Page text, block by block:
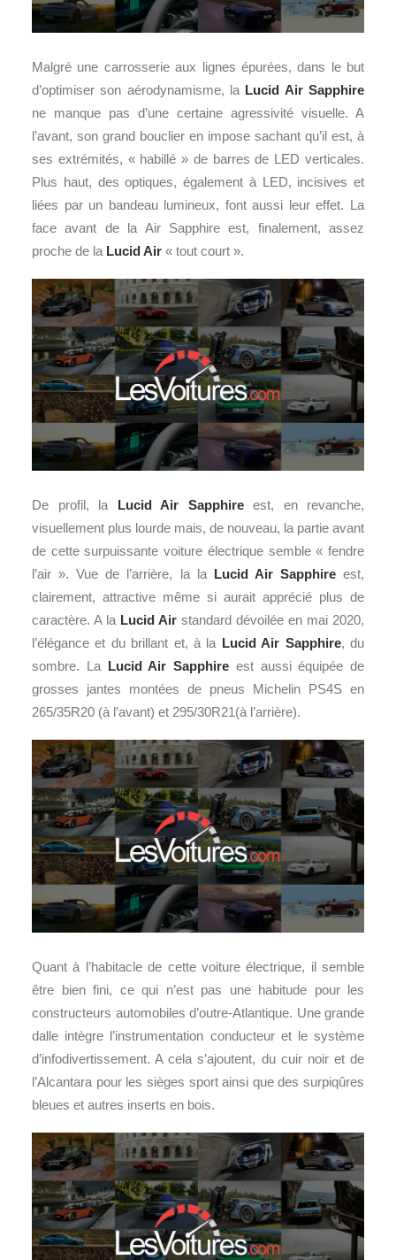
Malgré une carrosserie aux lignes épurées, dans le but
d’optimiser son aérodynamisme, la Lucid Air Sapphire
ne manque pas d’une certaine agressivité visuelle. A
l’avant, son grand bouclier en impose sachant qu’il est, à
ses extrémités, « habillé » de barres de LED verticales.
Plus haut, des optiques, également à LED, incisives et
liées par un bandeau lumineux, font aussi leur effet. La
face avant de la Air Sapphire est, finalement, assez
proche de la Lucid Air « tout court ».
De profil, la Lucid Air Sapphireest, en revanche,
visuellement plus lourde mais, de nouveau, la partie avant
de cette surpuissante voiture électrique semble « fendre
l’air ». Vue de l’arrière, la la Lucid Air Sapphireest,
clairement, attractive même si aurait apprécié plus de
caractère. A la Lucid Air standard dévoilée en mai 2020,
l’élégance et du brillant et, à la Lucid Air Sapphire, du
sombre. La Lucid Air Sapphire est aussi équipée de
grosses jantes montées de pneus Michelin PS4S en
265/35R20 (à l’avant) et 295/30R21(à l’arrière).
Quant à l’habitacle de cette voiture électrique, il semble
être bien fini, ce qui n’est pas une habitude pour les
constructeurs automobiles d’outre-Atlantique. Une grande
dalle intègre l’instrumentation conducteur et le système
d’infodivertissement. A cela s’ajoutent, du cuir noir et de
l’Alcantara pour les sièges sport ainsi que des surpiqûres
bleues et autres inserts en bois.